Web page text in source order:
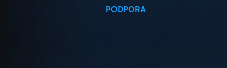
PODPORA